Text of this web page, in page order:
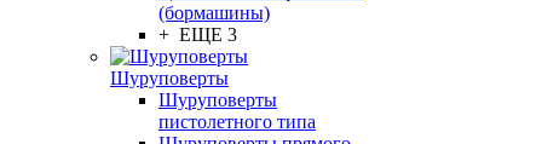
(бормашины)
+ ЕЩЕ 3
Шуруповерты
Шуруповерты
пистолетного типа